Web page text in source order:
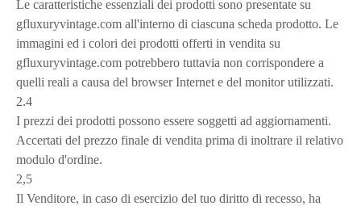
Le caratteristiche essenziali dei prodotti sono presentate su
gfluxuryvintage.com all'interno di ciascuna scheda prodotto. Le
immagini ed i colori dei prodotti offerti in vendita su
gfluxuryvintage.com potrebbero tuttavia non corrispondere a
quelli reali a causa del browser Internet e del monitor utilizzati.
2.4
I prezzi dei prodotti possono essere soggetti ad aggiornamenti.
Accertati del prezzo finale di vendita prima di inoltrare il relativo
modulo d'ordine.
2,5
Il Venditore, in caso di esercizio del tuo diritto di recesso, ha